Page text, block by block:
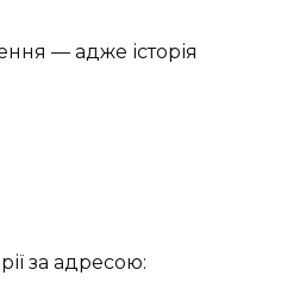
— адже історія
за адресою: